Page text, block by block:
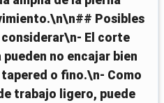
Posibles
El corte
no encajar bien
o fino.\n- Como
trabajo ligero, puede